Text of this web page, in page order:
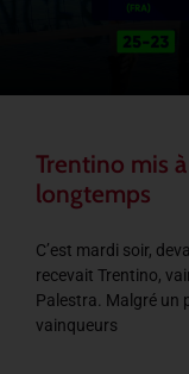
Trentino mis
longtemps
C’est mardi soir,
recevait Trentino,
Palestra. Malgré un
vainqueurs